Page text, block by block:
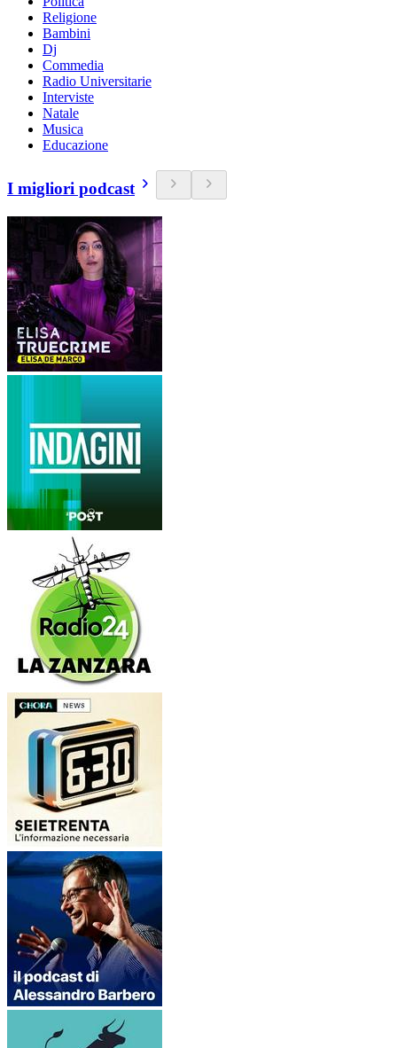
Religione
Bambini
Dj
Commedia
Radio Universitarie
Interviste
Natale
Musica
Educazione
I migliori podcast